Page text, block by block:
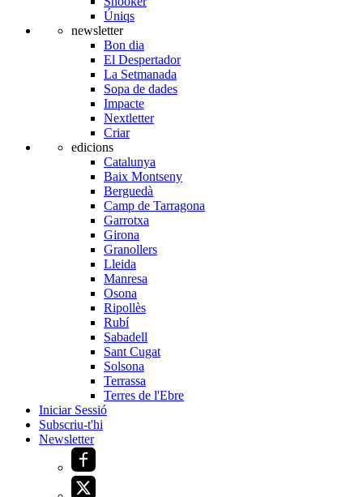
Úniqs
newsletter
Bon dia
El Despertador
La Setmanada
Sopa de dades
Impacte
Nextletter
Criar
edicions
Catalunya
Baix Montseny
Berguedà
Camp de Tarragona
Garrotxa
Girona
Granollers
Lleida
Manresa
Osona
Ripollès
Rubí
Sabadell
Sant Cugat
Solsona
Terrassa
Terres de l'Ebre
Iniciar Sessió
Subscriu-t'hi
Newsletter